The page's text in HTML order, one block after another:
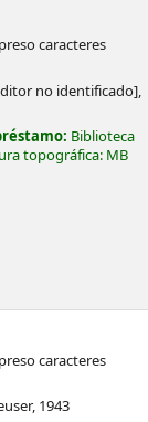
caracteres
no identificado],
Biblioteca
topográfica: MB
caracteres
1943